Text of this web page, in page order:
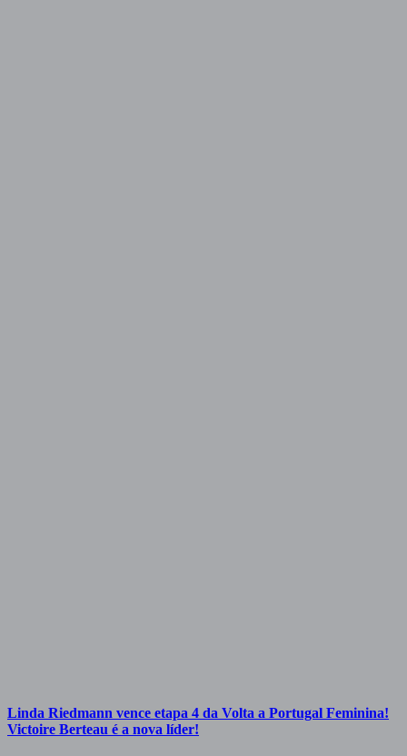
Linda Riedmann vence etapa 4 da Volta a Portugal Feminina!
Victoire Berteau é a nova líder!